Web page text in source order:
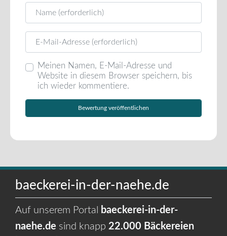
Name
E-Mail
Meinen Namen, E-Mail-Adresse und
Website in diesem Browser speichern, bis
ich wieder kommentiere.
baeckerei-in-der-naehe.de
Auf unserem Portal
baeckerei-in-der-
naehe.de sind knapp 22.000 Bäckereien